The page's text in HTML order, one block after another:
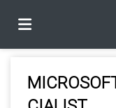
Home